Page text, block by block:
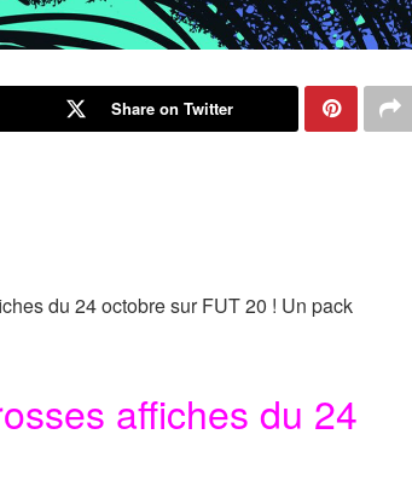
Share on Twitter
du 24 octobre sur FUT 20 ! Un pack
affiches du 24